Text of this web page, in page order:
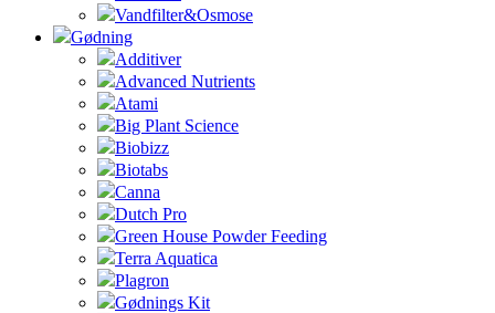
Vandfilter&Osmose
Gødning
Additiver
Advanced Nutrients
Atami
Big Plant Science
Biobizz
Biotabs
Canna
Dutch Pro
Green House Powder Feeding
Terra Aquatica
Plagron
Gødnings Kit